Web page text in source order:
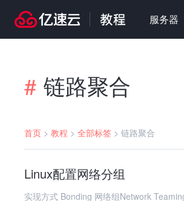
服务器
# 链路聚合
首页 > 教程 > 全部标签 > 链路聚合
Linux配置网络分组